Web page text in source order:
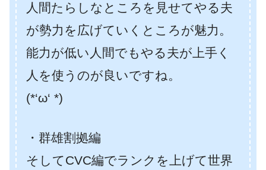
人間たらしなところを見せてやる夫
が勢力を広げていくところが魅力。
能力が低い人間でもやる夫が上手く
人を使うのが良いですね。
(*‘ω‘ *)
・群雄割拠編
そしてCVC編でランクを上げて世界